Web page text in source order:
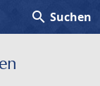
search Suchen